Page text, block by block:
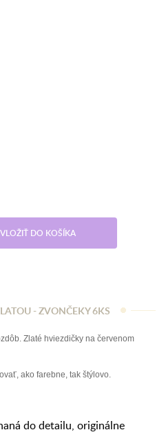
VLOŽIŤ DO KOŠÍKA
- ZVONČEKY 6KS
Zlaté hviezdičky na červenom
ako farebne, tak štýlovo.
do detailu, originálne